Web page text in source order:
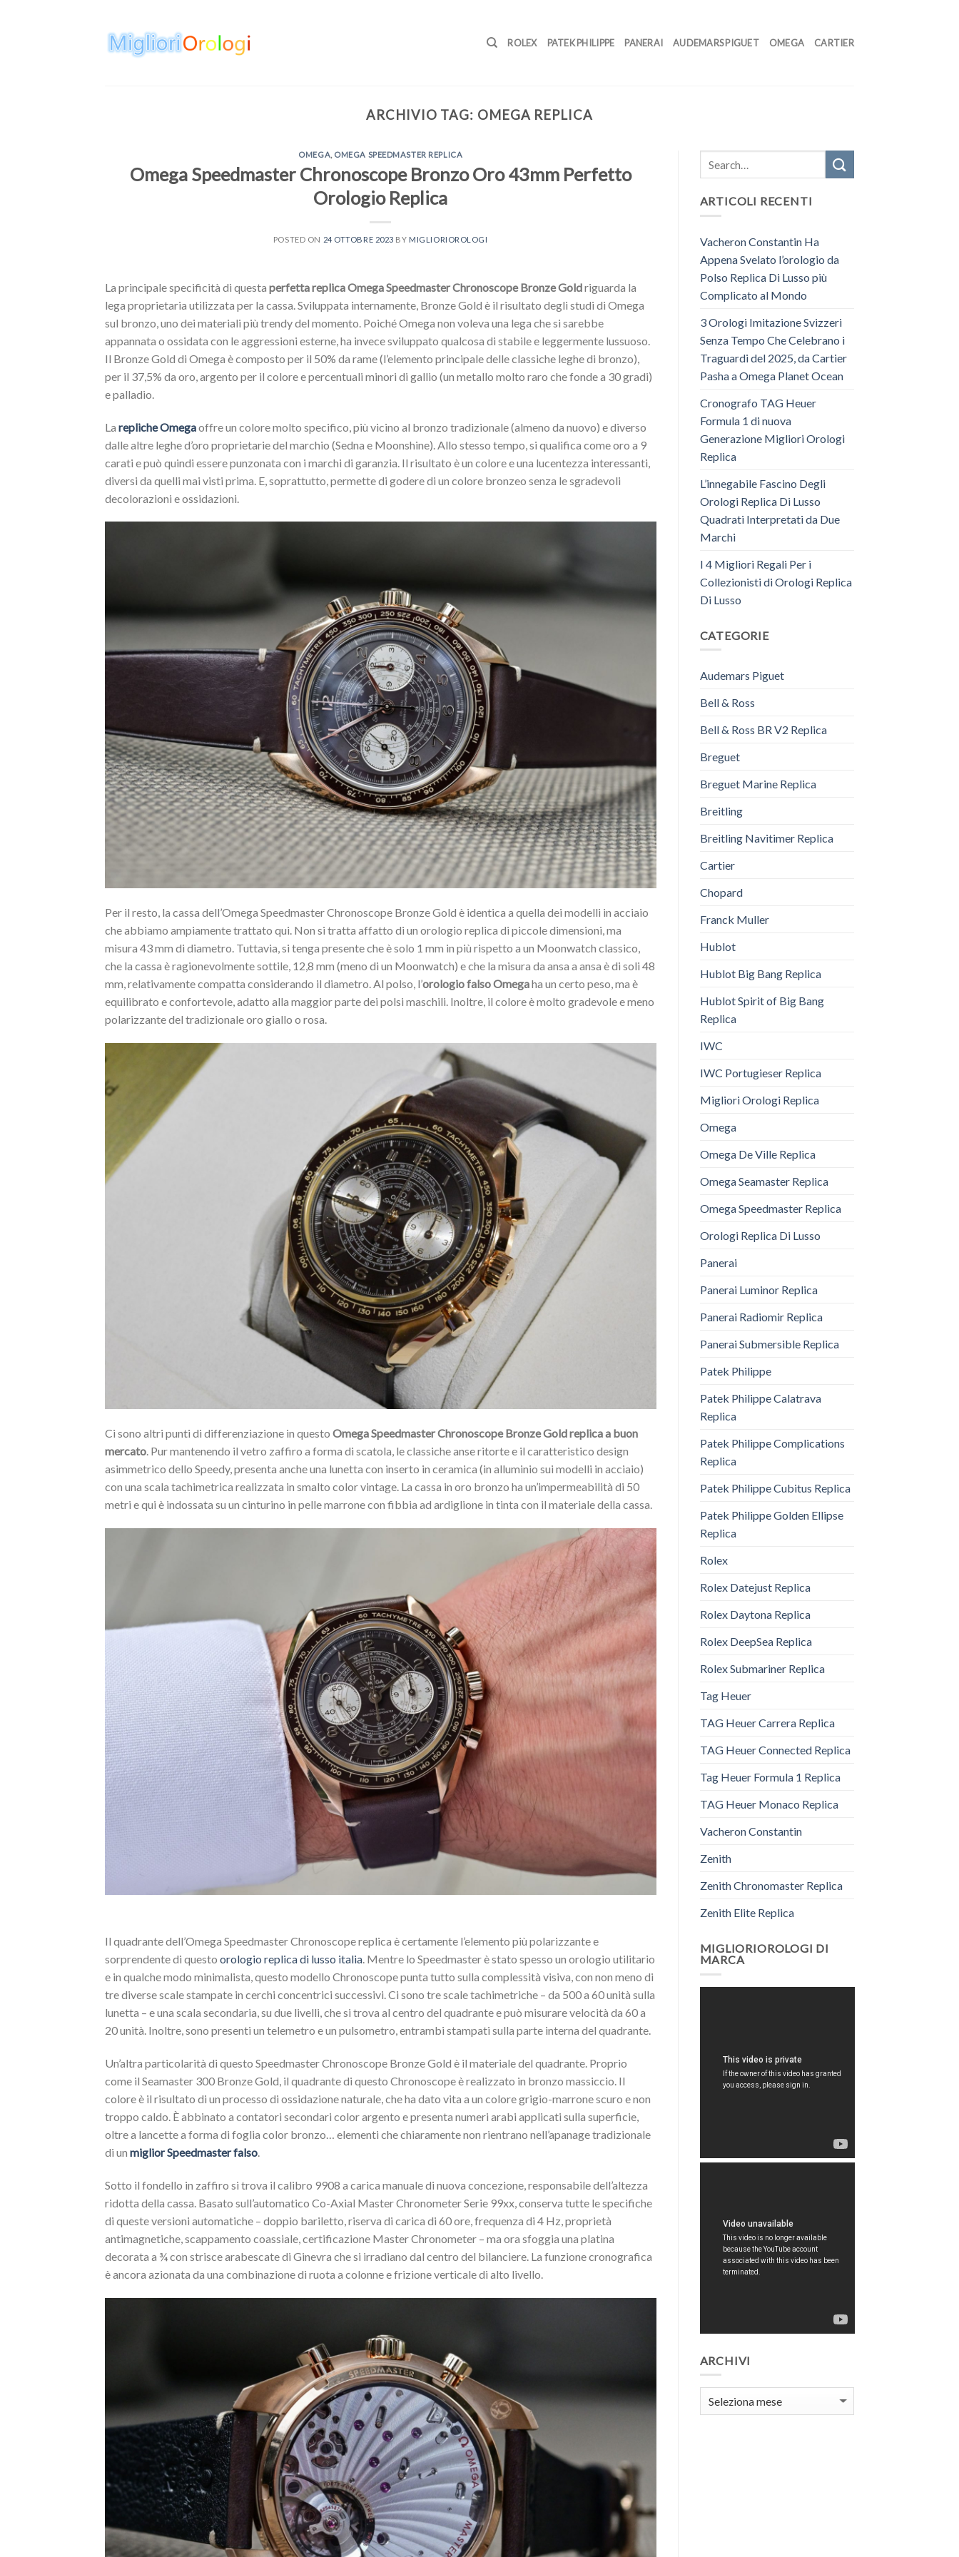
ROLEX PATEK PHILIPPE PANERAI AUDEMARS PIGUET OMEGA CARTIER
ARCHIVIO TAG: OMEGA REPLICA
OMEGA, OMEGA SPEEDMASTER REPLICA
Omega Speedmaster Chronoscope Bronzo Oro 43mm Perfetto
Orologio Replica
POSTED ON 24 OTTOBRE 2023 BY MIGLIORIOROLOGI
La principale specificità di questa perfetta replica Omega Speedmaster Chronoscope Bronze Goldriguarda la
lega proprietaria utilizzata per la cassa. Sviluppata internamente, Bronze Gold è il risultato degli studi di Omega
sul bronzo, uno dei materiali più trendy del momento. Poiché Omega non voleva una lega che si sarebbe
appannata o ossidata con le aggressioni esterne, ha invece sviluppato qualcosa di stabile e leggermente lussuoso.
Il Bronze Gold di Omega è composto per il 50% da rame (l’elemento principale delle classiche leghe di bronzo),
per il 37,5% da oro, argento per il colore e percentuali minori di gallio (un metallo molto raro che fonde a 30 gradi)
e palladio.
La repliche Omegaoffre un colore molto specifico, più vicino al bronzo tradizionale (almeno da nuovo) e diverso
dalle altre leghe d’oro proprietarie del marchio (Sedna e Moonshine). Allo stesso tempo, si qualifica come oro a 9
carati e può quindi essere punzonata con i marchi di garanzia. Il risultato è un colore e una lucentezza interessanti,
diversi da quelli mai visti prima. E, soprattutto, permette di godere di un colore bronzeo senza le sgradevoli
decolorazioni e ossidazioni.
Per il resto, la cassa dell’Omega Speedmaster Chronoscope Bronze Gold è identica a quella dei modelli in acciaio
che abbiamo ampiamente trattato qui. Non si tratta affatto di un orologio replica di piccole dimensioni, ma
misura 43 mm di diametro. Tuttavia, si tenga presente che è solo 1 mm in più rispetto a un Moonwatch classico,
che la cassa è ragionevolmente sottile, 12,8 mm (meno di un Moonwatch) e che la misura da ansa a ansa è di soli 48
mm, relativamente compatta considerando il diametro. Al polso, l’orologio falso Omegaha un certo peso, ma è
equilibrato e confortevole, adatto alla maggior parte dei polsi maschili. Inoltre, il colore è molto gradevole e meno
polarizzante del tradizionale oro giallo o rosa.
Ci sono altri punti di differenziazione in questo Omega Speedmaster Chronoscope Bronze Gold replica a buon
mercato. Pur mantenendo il vetro zaffiro a forma di scatola, le classiche anse ritorte e il caratteristico design
asimmetrico dello Speedy, presenta anche una lunetta con inserto in ceramica (in alluminio sui modelli in acciaio)
con una scala tachimetrica realizzata in smalto color vintage. La cassa in oro bronzo ha un’impermeabilità di 50
metri e qui è indossata su un cinturino in pelle marrone con fibbia ad ardiglione in tinta con il materiale della cassa.
Il quadrante dell’Omega Speedmaster Chronoscope replica è certamente l’elemento più polarizzante e
sorprendente di questo orologio replica di lusso italia. Mentre lo Speedmaster è stato spesso un orologio utilitario
e in qualche modo minimalista, questo modello Chronoscope punta tutto sulla complessità visiva, con non meno di
tre diverse scale stampate in cerchi concentrici successivi. Ci sono tre scale tachimetriche – da 500 a 60 unità sulla
lunetta – e una scala secondaria, su due livelli, che si trova al centro del quadrante e può misurare velocità da 60 a
20 unità. Inoltre, sono presenti un telemetro e un pulsometro, entrambi stampati sulla parte interna del quadrante.
Un’altra particolarità di questo Speedmaster Chronoscope Bronze Gold è il materiale del quadrante. Proprio
come il Seamaster 300 Bronze Gold, il quadrante di questo Chronoscope è realizzato in bronzo massiccio. Il
colore è il risultato di un processo di ossidazione naturale, che ha dato vita a un colore grigio-marrone scuro e non
troppo caldo. È abbinato a contatori secondari color argento e presenta numeri arabi applicati sulla superficie,
oltre a lancette a forma di foglia color bronzo… elementi che chiaramente non rientrano nell’apanage tradizionale
di un miglior Speedmaster falso.
Sotto il fondello in zaffiro si trova il calibro 9908 a carica manuale di nuova concezione, responsabile dell’altezza
ridotta della cassa. Basato sull’automatico Co-Axial Master Chronometer Serie 99xx, conserva tutte le specifiche
di queste versioni automatiche – doppio bariletto, riserva di carica di 60 ore, frequenza di 4 Hz, proprietà
antimagnetiche, scappamento coassiale, certificazione Master Chronometer – ma ora sfoggia una platina
decorata a ¾ con strisce arabescate di Ginevra che si irradiano dal centro del bilanciere. La funzione cronografica
è ancora azionata da una combinazione di ruota a colonne e frizione verticale di alto livello.
ARTICOLI RECENTI
Vacheron Constantin Ha
Appena Svelato l’orologio da
Polso Replica Di Lusso più
Complicato al Mondo
3 Orologi Imitazione Svizzeri
Senza Tempo Che Celebrano i
Traguardi del 2025, da Cartier
Pasha a Omega Planet Ocean
Cronografo TAG Heuer
Formula 1 di nuova
Generazione Migliori Orologi
Replica
L’innegabile Fascino Degli
Orologi Replica Di Lusso
Quadrati Interpretati da Due
Marchi
I 4 Migliori Regali Per i
Collezionisti di Orologi Replica
Di Lusso
CATEGORIE
Audemars Piguet
Bell & Ross
Bell & Ross BR V2 Replica
Breguet
Breguet Marine Replica
Breitling
Breitling Navitimer Replica
Cartier
Chopard
Franck Muller
Hublot
Hublot Big Bang Replica
Hublot Spirit of Big Bang
Replica
IWC
IWC Portugieser Replica
Migliori Orologi Replica
Omega
Omega De Ville Replica
Omega Seamaster Replica
Omega Speedmaster Replica
Orologi Replica Di Lusso
Panerai
Panerai Luminor Replica
Panerai Radiomir Replica
Panerai Submersible Replica
Patek Philippe
Patek Philippe Calatrava
Replica
Patek Philippe Complications
Replica
Patek Philippe Cubitus Replica
Patek Philippe Golden Ellipse
Replica
Rolex
Rolex Datejust Replica
Rolex Daytona Replica
Rolex DeepSea Replica
Rolex Submariner Replica
Tag Heuer
TAG Heuer Carrera Replica
TAG Heuer Connected Replica
Tag Heuer Formula 1 Replica
TAG Heuer Monaco Replica
Vacheron Constantin
Zenith
Zenith Chronomaster Replica
Zenith Elite Replica
MIGLIORIOROLOGI DI
MARCA
ARCHIVI
Archivi